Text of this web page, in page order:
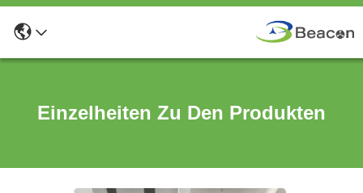
Einzelheiten Zu Den Produkten